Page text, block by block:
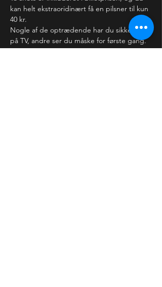
kan helt ekstraoridinært få en pilsner til kun
40 kr.
Nogle af de optrædende har du sikkert set
på TV, andre ser du måske for første gang.
Hvem ved, måske får du dig endda en ny